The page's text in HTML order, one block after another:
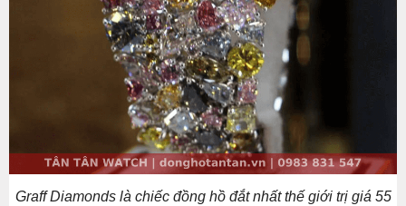
Graff Diamonds là chiếc đồng hồ đắt nhất thế giới trị giá 55